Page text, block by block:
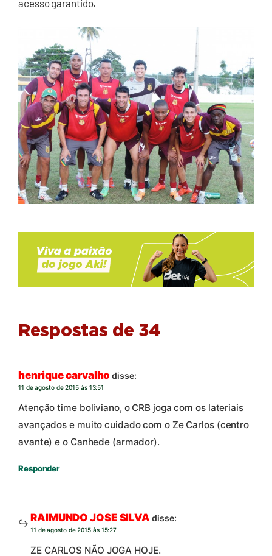
acesso garantido.
Respostas de 34
henrique carvalho disse:
11 de agosto de 2015 às 13:51
Atenção time boliviano, o CRB joga com os lateriais
avançados e muito cuidado com o Ze Carlos (centro
avante) e o Canhede (armador).
Responder
RAIMUNDO JOSE SILVA disse:
11 de agosto de 2015 às 15:27
ZE CARLOS NÃO JOGA HOJE.